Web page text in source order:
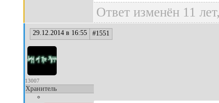
Ответ изменён 11
29.12.2014 в 16:55 #1551
13007
Хранитель